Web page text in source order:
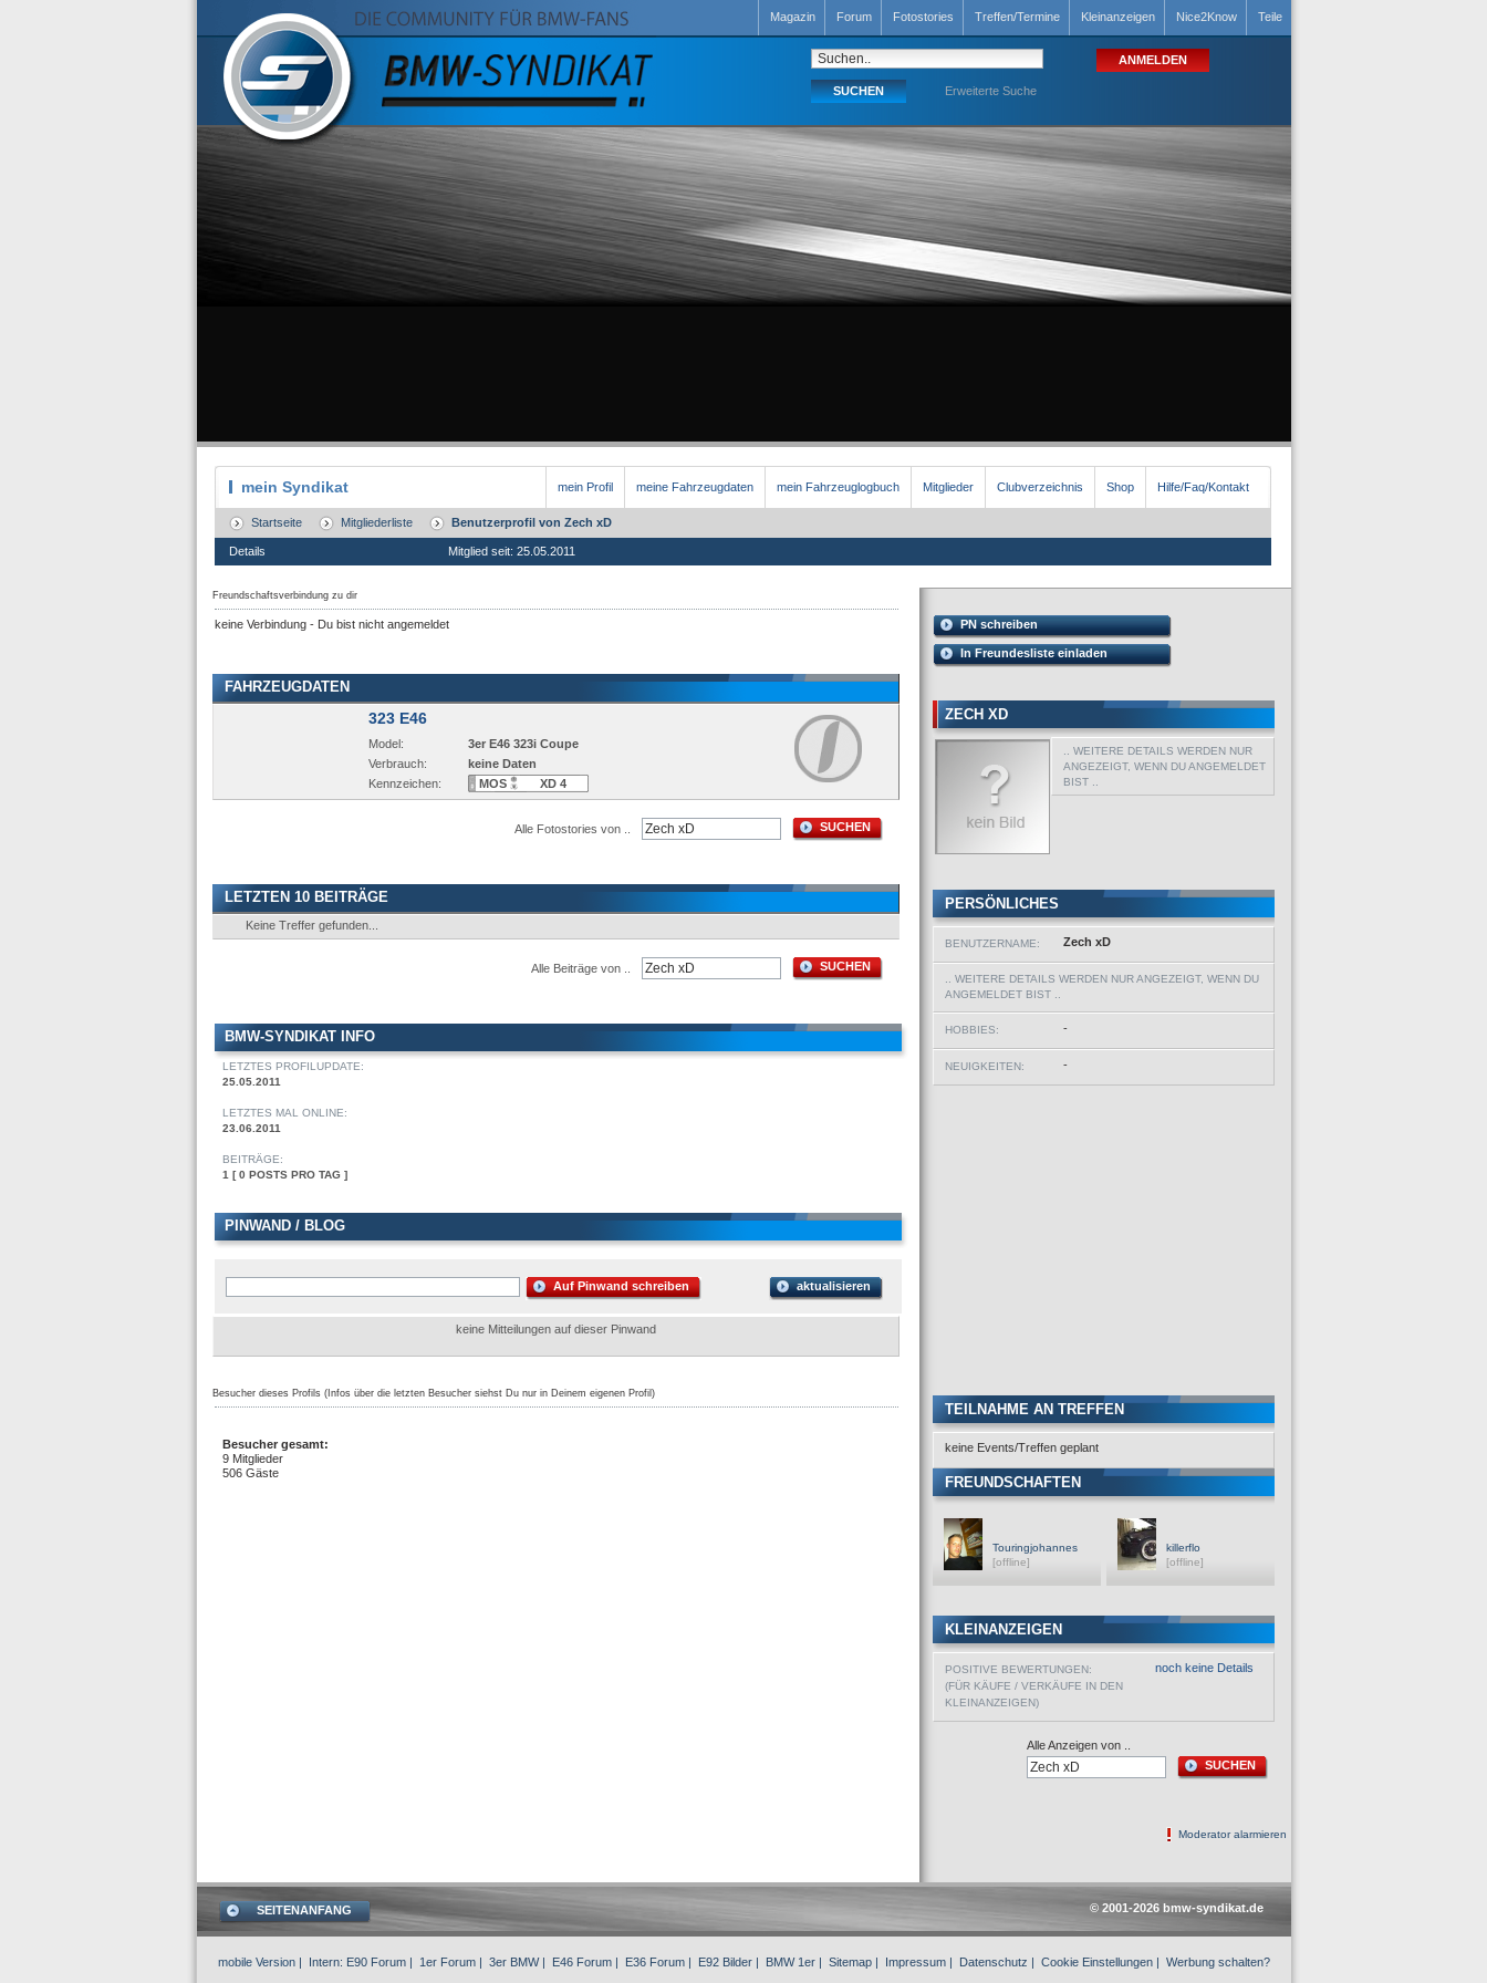
Magazin Forum Fotostories Treffen/Termine Kleinanzeigen Nice2Know Teile
Erweiterte Suche
mein Syndikat mein Profil meine Fahrzeugdaten mein Fahrzeuglogbuch Mitglieder Clubverzeichnis Shop Hilfe/Faq/Kontakt
Startseite Mitgliederliste Benutzerprofil von Zech xD
Details Mitglied seit: 25.05.2011
Freundschaftsverbindung zu dir
keine Verbindung - Du bist nicht angemeldet
FAHRZEUGDATEN
323 E46
Model:
Verbrauch:
Kennzeichen:
3er E46 323i Coupe
keine Daten
MOS
XD 4
SUCHEN
Alle Fotostories von ..
LETZTEN 10 BEITRÄGE
Keine Treffer gefunden...
SUCHEN
Alle Beiträge von ..
BMW-SYNDIKAT INFO
LETZTES PROFILUPDATE:
25.05.2011
LETZTES MAL ONLINE:
23.06.2011
BEITRÄGE:
1 [ 0 POSTS PRO TAG ]
PINWAND / BLOG
aktualisieren
Auf Pinwand schreiben
keine Mitteilungen auf dieser Pinwand
Besucher dieses Profils (Infos über die letzten Besucher siehst Du nur in Deinem eigenen Profil)
Besucher gesamt:
9 Mitglieder
506 Gäste
PN schreiben
In Freundesliste einladen
ZECH XD
.. WEITERE DETAILS WERDEN NUR
ANGEZEIGT, WENN DU ANGEMELDET
BIST ..
PERSÖNLICHES
BENUTZERNAME: Zech xD
.. WEITERE DETAILS WERDEN NUR ANGEZEIGT, WENN DU
ANGEMELDET BIST ..
HOBBIES: -
NEUIGKEITEN: -
TEILNAHME AN TREFFEN
keine Events/Treffen geplant
FREUNDSCHAFTEN
Touringjohannes
[offline]
killerflo
[offline]
KLEINANZEIGEN
POSITIVE BEWERTUNGEN:
(FÜR KÄUFE / VERKÄUFE IN DEN
KLEINANZEIGEN)
noch keine Details
Alle Anzeigen von ..
SUCHEN
Moderator alarmieren
SEITENANFANG © 2001-2026 bmw-syndikat.de
mobile Version | Intern: E90 Forum | 1er Forum | 3er BMW| E46 Forum | E36 Forum | E92 Bilder | BMW 1er | Sitemap | Impressum | Datenschutz | Cookie Einstellungen | Werbung schalten?